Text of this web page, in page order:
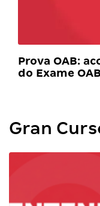
Prova OAB:
do Exame
Gran